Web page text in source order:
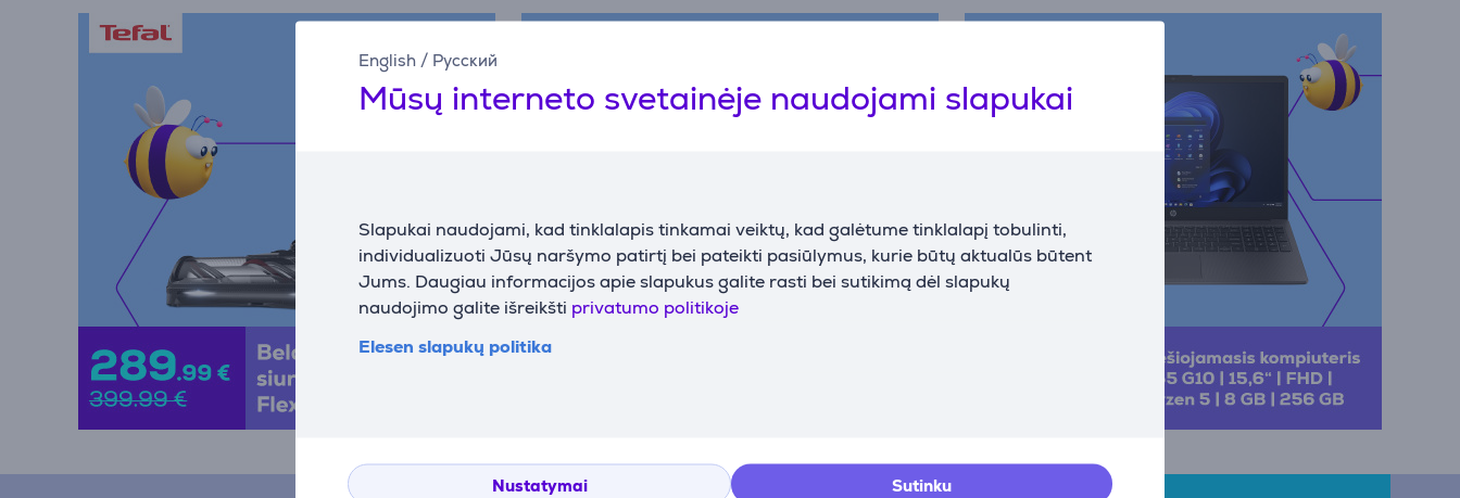
English / Русский
Mūsų interneto svetainėje naudojami slapukai
Slapukai naudojami, kad tinklalapis tinkamai veiktų, kad galėtume tinklalapį tobulinti,
individualizuoti Jūsų naršymo patirtį bei pateikti pasiūlymus, kurie būtų aktualūs būtent
Jums. Daugiau informacijos apie slapukus galite rasti bei sutikimą dėl slapukų
naudojimo galite išreikšti privatumo politikoje
Elesen slapukų politika
Nustatymai Sutinku